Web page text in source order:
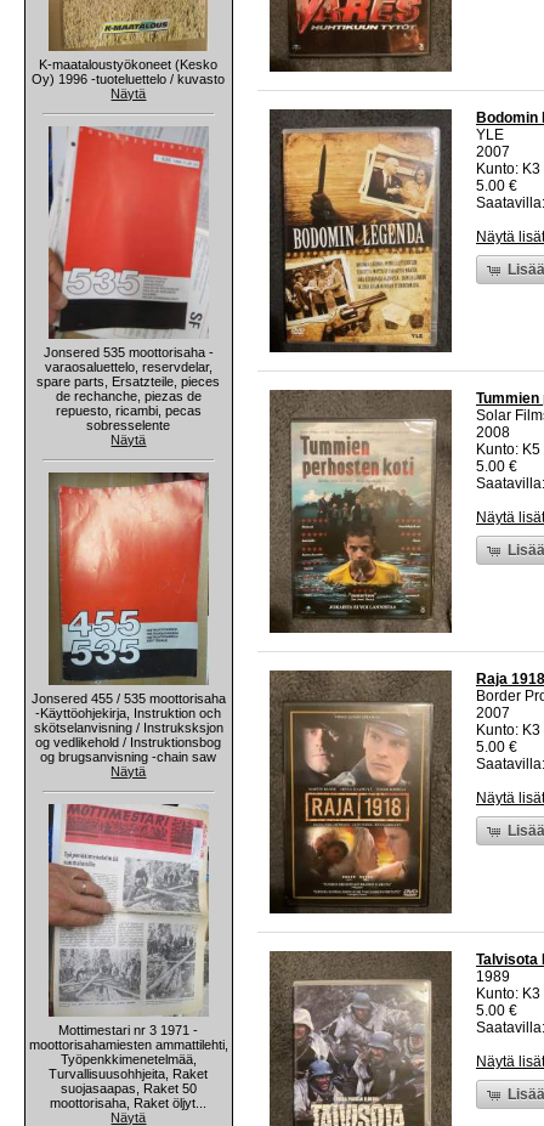
K-maataloustyökoneet (Kesko
Oy) 1996 -tuoteluettelo / kuvasto
Näytä
Jonsered 535 moottorisaha -
varaosaluettelo, reservdelar,
spare parts, Ersatzteile, pieces
de rechanche, piezas de
repuesto, ricambi, pecas
sobresselente
Näytä
Jonsered 455 / 535 moottorisaha
-Käyttöohjekirja, Instruktion och
skötselanvisning / Instruksksjon
og vedlikehold / Instruktionsbog
og brugsanvisning -chain saw
Näytä
Mottimestari nr 3 1971 -
moottorisahamiesten ammattilehti,
Työpenkkimenetelmää,
Turvallisuusohhjeita, Raket
suojasaapas, Raket 50
moottorisaha, Raket öljyt...
Näytä
Bodomin
YLE
2007
Kunto:
5.00 €
Näytä
Solar
2008
Kunto:
5.00 €
Näytä
Raja
Border
2007
Kunto:
5.00 €
Näytä
Talvisota
1989
Kunto:
5.00 €
Näytä